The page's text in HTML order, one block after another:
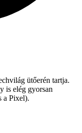
ütőerén tartja.
is elég gyorsan
a Pixel).